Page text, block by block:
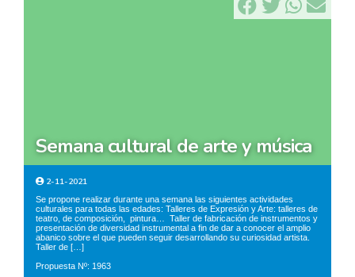
semana cultural de arte y música
2-11-2021
Se propone realizar durante una semana las siguientes actividades
culturales para todas las edades: Talleres de Expresión y Arte: talleres de
teatro, de composición, pintura… Taller de fabricación de instrumentos y
presentación de diversidad instrumental a fin de dar a conocer el amplio
abanico sobre el que pueden seguir desarrollando su curiosidad artista.
Taller de […]
Propuesta Nº: 1963